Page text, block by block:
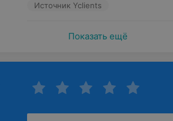
Источник Yclients
Показать ещё